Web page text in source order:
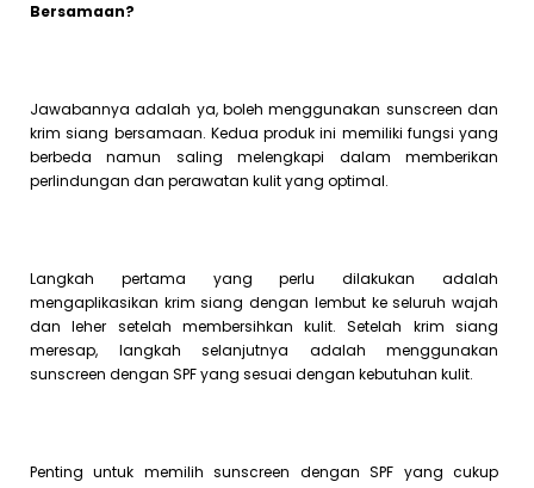
Bersamaan?
Jawabannya adalah ya, boleh menggunakan sunscreen dan
krim siang bersamaan. Kedua produk ini memiliki fungsi yang
berbeda namun saling melengkapi dalam memberikan
perlindungan dan perawatan kulit yang optimal.
Langkah pertama yang perlu dilakukan adalah
mengaplikasikan krim siang dengan lembut ke seluruh wajah
dan leher setelah membersihkan kulit. Setelah krim siang
meresap, langkah selanjutnya adalah menggunakan
sunscreen dengan SPF yang sesuai dengan kebutuhan kulit.
Penting untuk memilih sunscreen dengan SPF yang cukup